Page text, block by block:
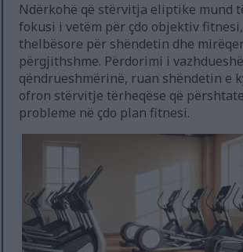
Ndërkohë që stërvitja eliptike mund
fokusi i vetëm për çdo objektiv
thelbësore për shëndetin dhe
përgjithshme. Përdorimi i
qëndrueshmërinë, ruan shëndetin e
ofron stërvitje tërheqëse që
probleme në çdo plan fitnesi.